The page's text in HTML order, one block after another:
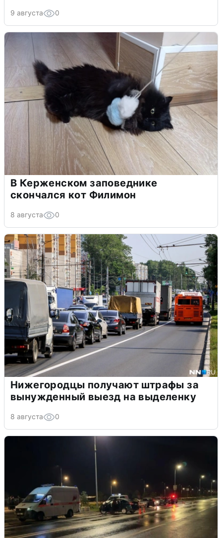
9 августа 0
В Керженском заповеднике
скончался кот Филимон
8 августа 0
Нижегородцы получают штрафы за
вынужденный выезд на выделенку
8 августа 0